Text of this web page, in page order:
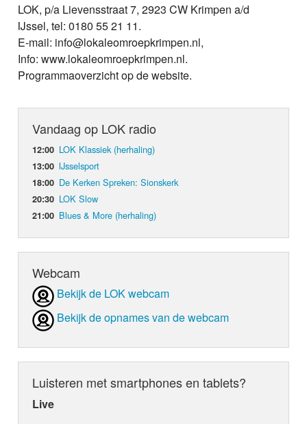
LOK, p/a Lievensstraat 7, 2923 CW Krimpen a/d
IJssel, tel: 0180 55 21 11.
E-mail: info@lokaleomroepkrimpen.nl,
Info: www.lokaleomroepkrimpen.nl.
Programmaoverzicht op de website.
Vandaag op LOK radio
12:00 LOK Klassiek (herhaling)
13:00 IJsselsport
18:00 De Kerken Spreken: Sionskerk
20:30 LOK Slow
21:00 Blues & More (herhaling)
Webcam
Bekijk de LOK webcam
Bekijk de opnames van de webcam
Luisteren met smartphones en tablets?
Live